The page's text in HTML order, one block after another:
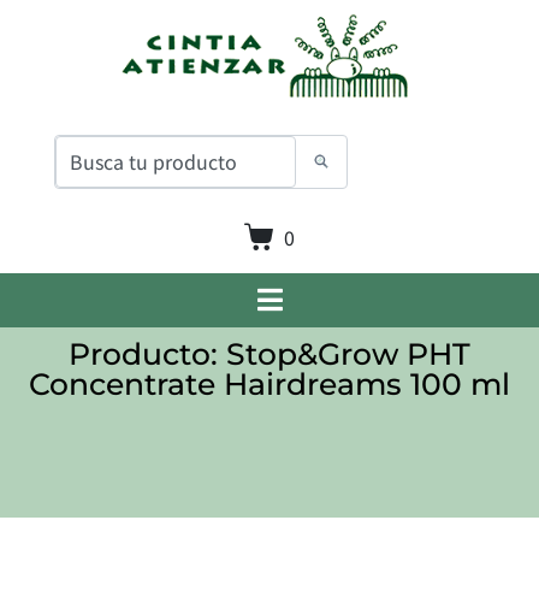
0
Producto: Stop&Grow PHT
Concentrate Hairdreams 100 ml